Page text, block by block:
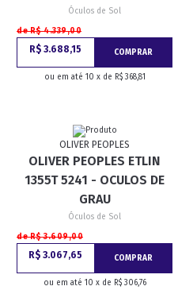
Óculos de Sol
de R$ 4.339,00
R$ 3.688,15 COMPRAR
ou em até 10 x de R$ 368,81
OLIVER PEOPLES
OLIVER PEOPLES ETLIN
1355T 5241 - OCULOS DE
GRAU
Óculos de Sol
de R$ 3.609,00
R$ 3.067,65 COMPRAR
ou em até 10 x de R$ 306,76